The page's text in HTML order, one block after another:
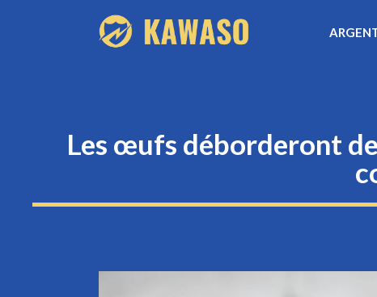
Les œufs déborderont